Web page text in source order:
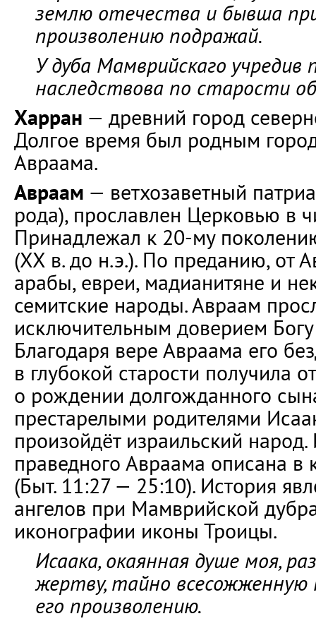
землю отечества и бывша
произволению подражай.
У дуба Мамврийскаго учредив
наследствова по старости
Харран — древний город
Долгое время был родным
Авраама.
Авраам — ветхозаветный
рода), прославлен Церковью в
Принадлежал к 20-му
(ХХ в. до н.э.). По преданию, от
арабы, евреи, мадианитяне и
семитские народы. Авраам
исключительным доверием
Благодаря вере Авраама его
в глубокой старости получила
о рождении долгожданного
престарелыми родителями
произойдёт израильский
праведного Авраама описана в
(Быт. 11:27 — 25:10). История
ангелов при Мамврийской
иконографии иконы Троицы.
Исаака, окаянная душе моя,
жертву, тайно всесожженную
его произволению.